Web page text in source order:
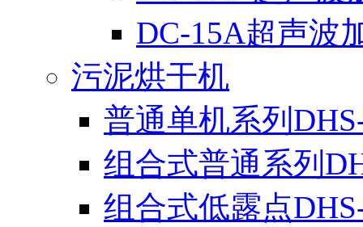
DC-15A超声波
污泥烘干机
普通单机系列
组合式普通系列
组合式低露点